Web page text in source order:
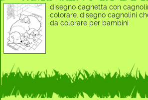
disegno cagnetta con
colorare..disegno cagnolini
da colorare per bambini